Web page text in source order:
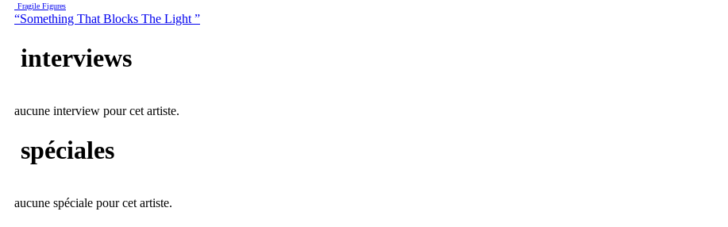
Fragile Figures
“Something That Blocks The Light ”
interviews
aucune interview pour cet artiste.
spéciales
aucune spéciale pour cet artiste.